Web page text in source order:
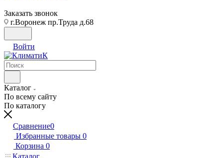
Заказать звонок
г.Воронеж пр.Труда д.68
Войти
Каталог
По всему сайту
По каталогу
Сравнение0
Избранные товары 0
Корзина 0
Каталог